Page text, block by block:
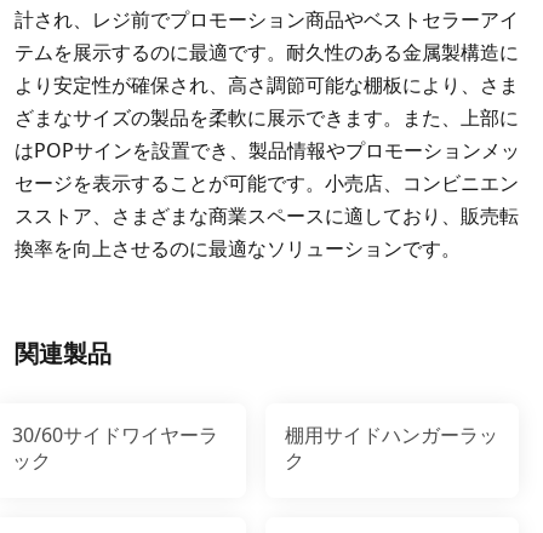
計され、レジ前でプロモーション商品やベストセラーアイ
テムを展示するのに最適です。耐久性のある金属製構造に
より安定性が確保され、高さ調節可能な棚板により、さま
ざまなサイズの製品を柔軟に展示できます。また、上部に
はPOPサインを設置でき、製品情報やプロモーションメッ
セージを表示することが可能です。小売店、コンビニエン
スストア、さまざまな商業スペースに適しており、販売転
換率を向上させるのに最適なソリューションです。
関連製品
30/60サイドワイヤーラ
ック
棚用サイドハンガーラッ
ク